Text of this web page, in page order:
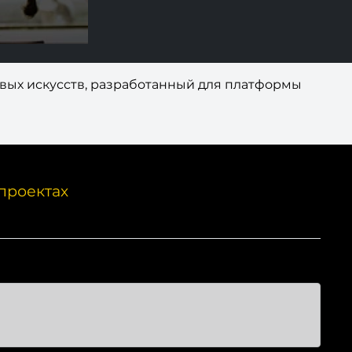
искусств, разработанный для платформы